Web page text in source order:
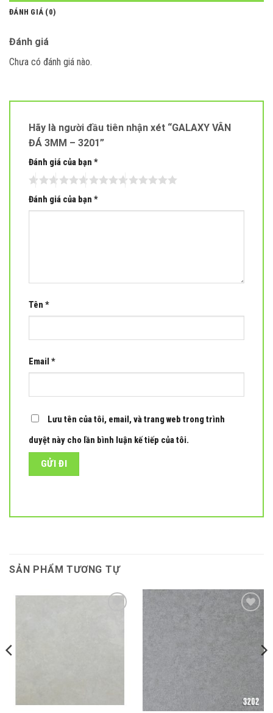
ĐÁNH GIÁ (0)
Đánh giá
Chưa có đánh giá nào.
Hãy là người đầu tiên nhận xét “GALAXY VÂN
ĐÁ 3MM – 3201”
Đánh giá của bạn *
Đánh giá của bạn *
Tên *
Email *
Lưu tên của tôi, email, và trang web trong trình
duyệt này cho lần bình luận kế tiếp của tôi.
SẢN PHẨM TƯƠNG TỰ